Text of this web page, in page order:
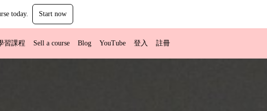
today. Start now
習課程 Sell a course Blog YouTube 登入 註冊